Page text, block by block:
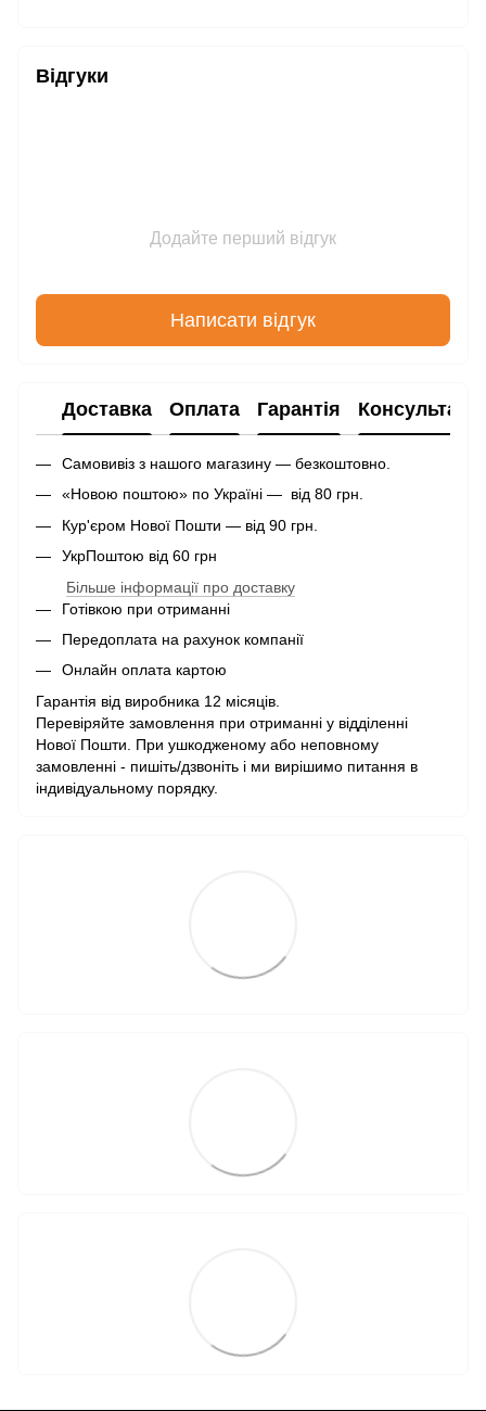
Відгуки
Додайте перший відгук
Написати відгук
Доставка Оплата Гарантія Консультація
Самовивіз з нашого магазину — безкоштовно.
«Новою поштою» по Україні — від 80 грн.
Кур'єром Нової Пошти — від 90 грн.
УкрПоштою від 60 грн
Більше інформації про доставку
Готівкою при отриманні
Передоплата на рахунок компанії
Онлайн оплата картою
Гарантія від виробника 12 місяців.
Перевіряйте замовлення при отриманні у відділенні
Нової Пошти. При ушкодженому або неповному
замовленні - пишіть/дзвоніть і ми вирішимо питання в
індивідуальному порядку.